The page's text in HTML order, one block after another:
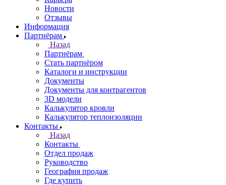
Новости
Отзывы
Информация
Партнёрам
Назад
Партнёрам
Стать партнёром
Каталоги и инструкции
Документы
Документы для контрагентов
3D модели
Калькулятор кровли
Калькулятор теплоизоляции
Контакты
Назад
Контакты
Отдел продаж
Руководство
География продаж
Где купить